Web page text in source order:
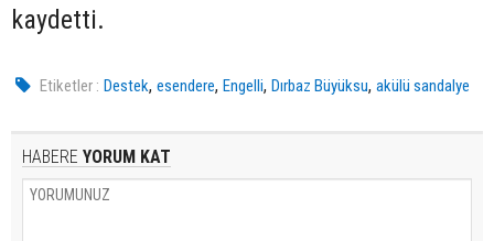
kaydetti.
Etiketler : Destek,esendere,Engelli,Dırbaz Büyüksu,akülü sandalye
HABERE YORUM KAT